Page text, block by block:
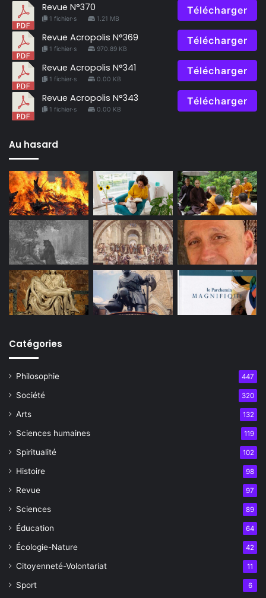
Revue N°370
1 fichier·s 1.21 MB
Télécharger
Revue Acropolis N°369
1 fichier·s 970.89 KB
Télécharger
Revue Acropolis N°341
1 fichier·s 0.00 KB
Télécharger
Revue Acropolis N°343
1 fichier·s 0.00 KB
Télécharger
Au hasard
Catégories
Philosophie 447
Société 320
Arts 132
Sciences humaines 119
Spiritualité 102
Histoire 98
Revue 97
Sciences 89
Éducation 64
Écologie-Nature 42
Citoyenneté-Volontariat 11
Sport 6